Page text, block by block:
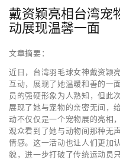
戴资颖亮相台湾宠
动展现温馨一面
文章摘要：
近日，台湾羽毛球女神戴资颖
互动，展现了她温暖和善的一
员的强硬形象为人熟知，但此
展现了她与宠物的亲密无间，
动不仅仅是一个宠物展的亮相
观众看到了她与动物间那种无
情感。这一活动也让人们更加
貌，进一步打破了传统运动员